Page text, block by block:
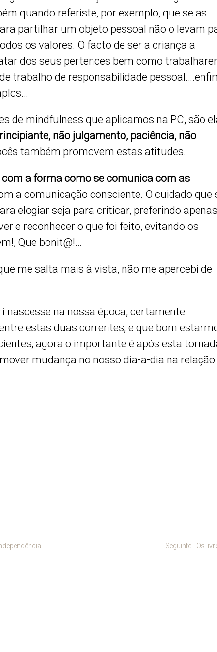
quando referiste, por exemplo, que se as
partilhar um objeto pessoal não o levam
os valores. O facto de ser a criança a
dos seus pertences bem como
trabalho de responsabilidade
de mindfulness que aplicamos na PC, são
não julgamento, paciência, não
também promovem estas atitudes.
a forma como se comunica com as
a comunicação consciente. O cuidado que
elogiar seja para criticar, preferindo
e reconhecer o que foi feito, evitando os
Que bonit@!…
me salta mais à vista, não me apercebi de
nascesse na nossa época, certamente
estas duas correntes, e que bom
agora o importante é após esta
mudança no nosso dia-a-dia na relação
Seguinte - Os